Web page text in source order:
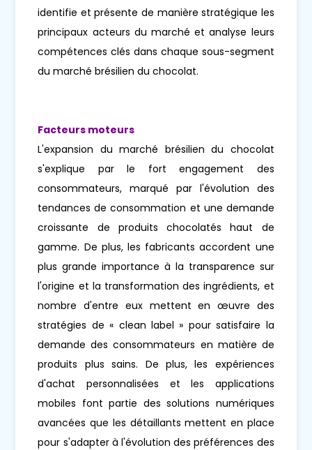
identifie et présente de manière stratégique les
principaux acteurs du marché et analyse leurs
compétences clés dans chaque sous-segment
du marché brésilien du chocolat.
Facteurs moteurs
L'expansion du marché brésilien du chocolat
s'explique par le fort engagement des
consommateurs, marqué par l'évolution des
tendances de consommation et une demande
croissante de produits chocolatés haut de
gamme. De plus, les fabricants accordent une
plus grande importance à la transparence sur
l'origine et la transformation des ingrédients, et
nombre d'entre eux mettent en œuvre des
stratégies de « clean label » pour satisfaire la
demande des consommateurs en matière de
produits plus sains. De plus, les expériences
d'achat personnalisées et les applications
mobiles font partie des solutions numériques
avancées que les détaillants mettent en place
pour s'adapter à l'évolution des préférences des